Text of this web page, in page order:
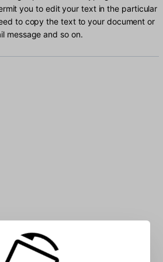
you to edit your text in the particular
to copy the text to your document or
message and so on.
characters into the box: